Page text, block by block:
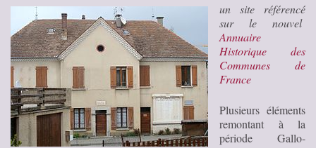
un site référencé
sur le nouvel
Annuaire
Historique des
Communes de
France
Plusieurs éléments
remontant à la
période Gallo-